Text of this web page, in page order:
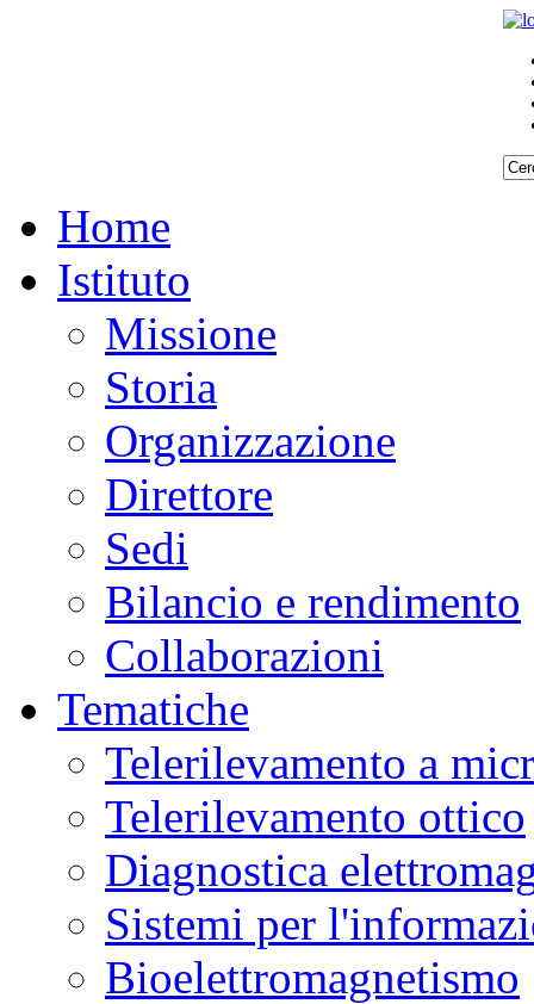
Home
Istituto
Missione
Storia
Organizzazione
Direttore
Sedi
Bilancio e rendimento
Collaborazioni
Tematiche
Telerilevamento a
Telerilevamento ottico
Diagnostica
Sistemi per
Bioelettromagnetismo